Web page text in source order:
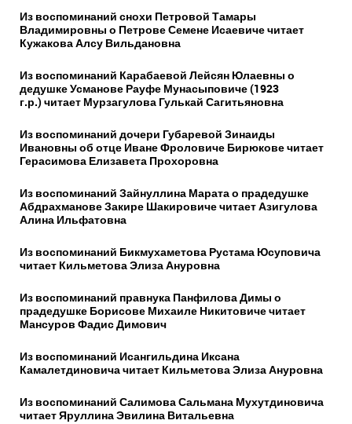
Из воспоминаний снохи Петровой Тамары
Владимировны о Петрове Семене Исаевиче читает
Кужакова Алсу Вильдановна
Из воспоминаний Карабаевой Лейсян Юлаевны о
дедушке Усманове Рауфе Мунасыповиче (1923
г.р.) читает Мурзагулова Гулькай Сагитьяновна
Из воспоминаний дочери Губаревой Зинаиды
Ивановны об отце Иване Фроловиче Бирюкове читает
Герасимова Елизавета Прохоровна
Из воспоминаний Зайнуллина Марата о прадедушке
Абдрахманове Закире Шакировиче читает Азигулова
Алина Ильфатовна
Из воспоминаний Бикмухаметова Рустама Юсуповича
читает Кильметова Элиза Ануровна
Из воспоминаний правнука Панфилова Димы о
прадедушке Борисове Михаиле Никитовиче читает
Мансуров Фадис Димович
Из воспоминаний Исангильдина Иксана
Камалетдиновича читает Кильметова Элиза Ануровна
Из воспоминаний Салимова Сальмана Мухутдиновича
читает Яруллина Эвилина Витальевна